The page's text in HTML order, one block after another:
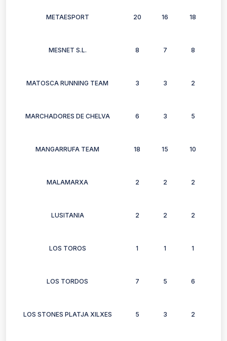
METAESPORT 20 16 18
MESNET S.L. 8 7 8
MATOSCA RUNNING TEAM 3 3 2
MARCHADORES DE CHELVA 6 3 5
MANGARRUFA TEAM 18 15 10
MALAMARXA 2 2 2
LUSITANIA 2 2 2
LOS TOROS 1 1 1
LOS TORDOS 7 5 6
LOS STONES PLATJA XILXES 5 3 2